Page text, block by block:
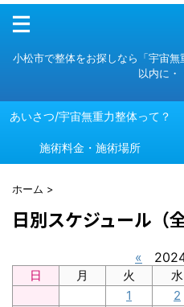
メニュー
あいさつ/宇宙無重力整体って
施術料金・施術場所
宇宙無重力整体の由来
小松市で整体をお探しなら「宇宙
以内に・
あいさつ/宇宙無重力整体って？
施術料金・施術場所
ホーム >
日別スケジュール（
«
日 月 火 水
1
2